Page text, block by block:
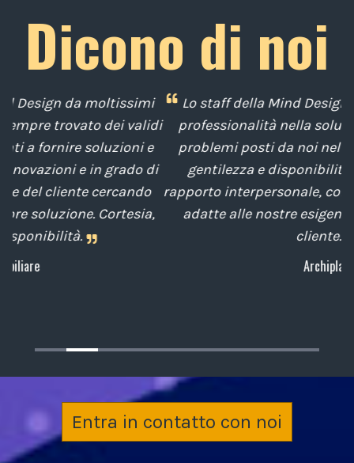
Dicono di noi
Lo staff della Mind Design ci ha mostrato la sua
professionalità nella soluzione tempestiva dei
problemi posti da noi nel corso degli anni, con
gentilezza e disponibilità nella gestione del
rapporto interpersonale, con competenze tecniche
adatte alle nostre esigenze sempre attenti al
Entra in contatto con noi